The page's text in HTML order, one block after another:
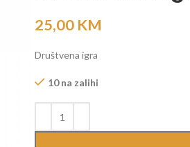
25,00 KM
Društvena igra
10 na zalihi